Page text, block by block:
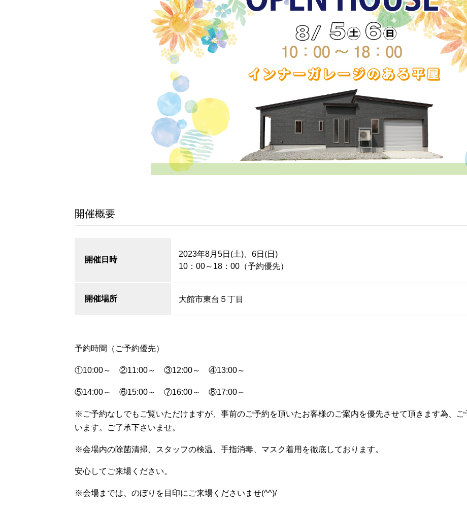
開催概要
開催日時
2023年8月5日(土)、6日(日)
10：00～18：00（予約優先）
開催場所 大館市東台５丁目
予約時間（ご予約優先）
①10:00～ ②11:00～ ③12:00～ ④13:00～
⑤14:00～ ⑥15:00～ ⑦16:00～ ⑧17:00～
※ご予約なしでもご覧いただけますが、事前のご予約を頂いたお客様のご案内を優先させて頂きます為、
います。ご了承下さいませ。
※会場内の除菌清掃、スタッフの検温、手指消毒、マスク着用を徹底しております。
安心してご来場ください。
※会場までは、のぼりを目印にご来場くださいませ(^^)/